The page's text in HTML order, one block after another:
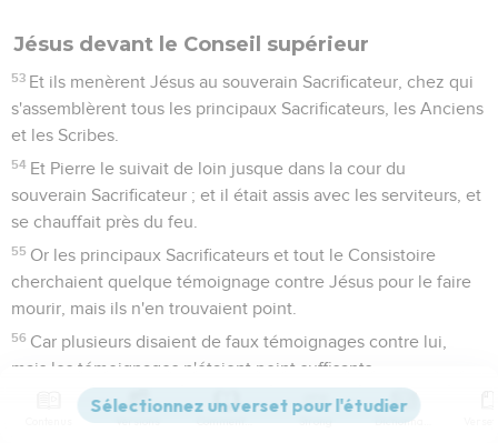
Jésus devant le Conseil supérieur
53 Et ils menèrent Jésus au souverain Sacrificateur, chez qui
s'assemblèrent tous les principaux Sacrificateurs, les Anciens
et les Scribes.
54 Et Pierre le suivait de loin jusque dans la cour du
souverain Sacrificateur ; et il était assis avec les serviteurs, et
se chauffait près du feu.
55 Or les principaux Sacrificateurs et tout le Consistoire
cherchaient quelque témoignage contre Jésus pour le faire
mourir, mais ils n'en trouvaient point.
56 Car plusieurs disaient de faux témoignages contre lui,
mais les témoignages n'étaient point suffisants.
Alors quelques-uns s'élevèrent, et portèrent de faux
témoignages contre lui, disant :
Versions Commentaires Strong